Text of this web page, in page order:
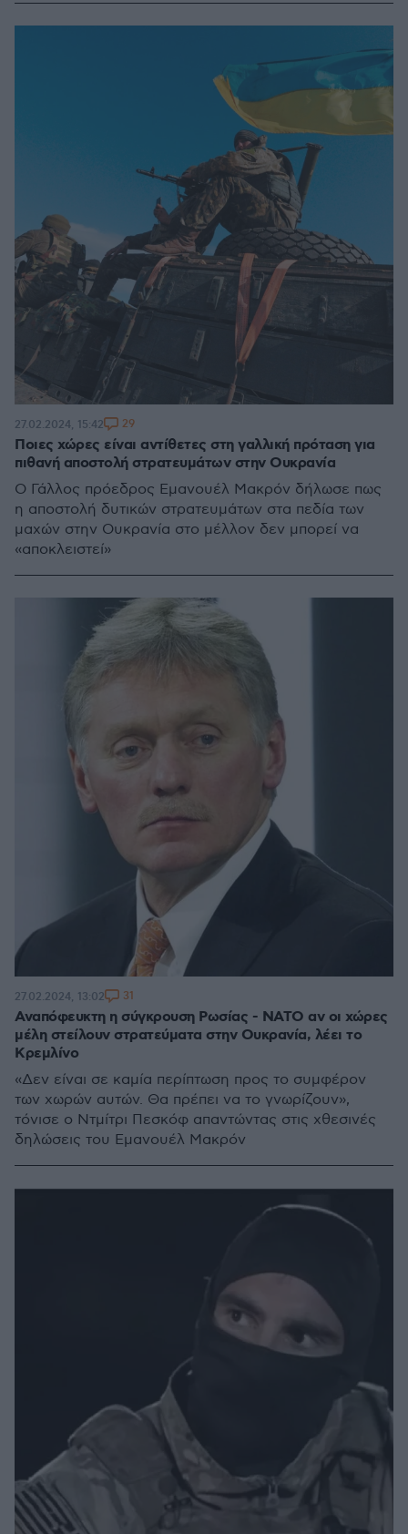
Ποιες χώρες είναι αντίθετες στη γαλλική πρόταση για
πιθανή αποστολή στρατευμάτων στην Ουκρανία
Ο Γάλλος πρόεδρος Εμανουέλ Μακρόν δήλωσε πως
η αποστολή δυτικών στρατευμάτων στα πεδία των
μαχών στην Ουκρανία στο μέλλον δεν μπορεί να
«αποκλειστεί»
27.02.2024, 15:42 29
Αναπόφευκτη η σύγκρουση Ρωσίας - ΝΑΤΟ αν οι χώρες
μέλη στείλουν στρατεύματα στην Ουκρανία, λέει το
Κρεμλίνο
«Δεν είναι σε καμία περίπτωση προς το συμφέρον
των χωρών αυτών. Θα πρέπει να το γνωρίζουν»,
τόνισε ο Ντμίτρι Πεσκόφ απαντώντας στις χθεσινές
δηλώσεις του Εμανουέλ Μακρόν
27.02.2024, 13:02 31